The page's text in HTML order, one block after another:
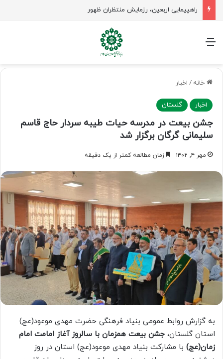
راهپیمایی اربعین، رزمایش منتظران ظهور
منو
خانه / اخبار
اخبار گلستان
جشن بیعت در مدرسه حیات طیبه سردار حاج قاسم
سلیمانی گرگان برگزار شد
مهر ۴, ۱۴۰۲ زمان مطالعه کمتر از یک دقیقه
به گزارش روابط عمومی بنیاد فرهنگی حضرت مهدی موعود(عج)
استان گلستان، جشن بیعت همزمان با سالروز آغاز امامت امام
زمان(عج) با مشارکت بنیاد مهدی موعود(عج) استان در روز